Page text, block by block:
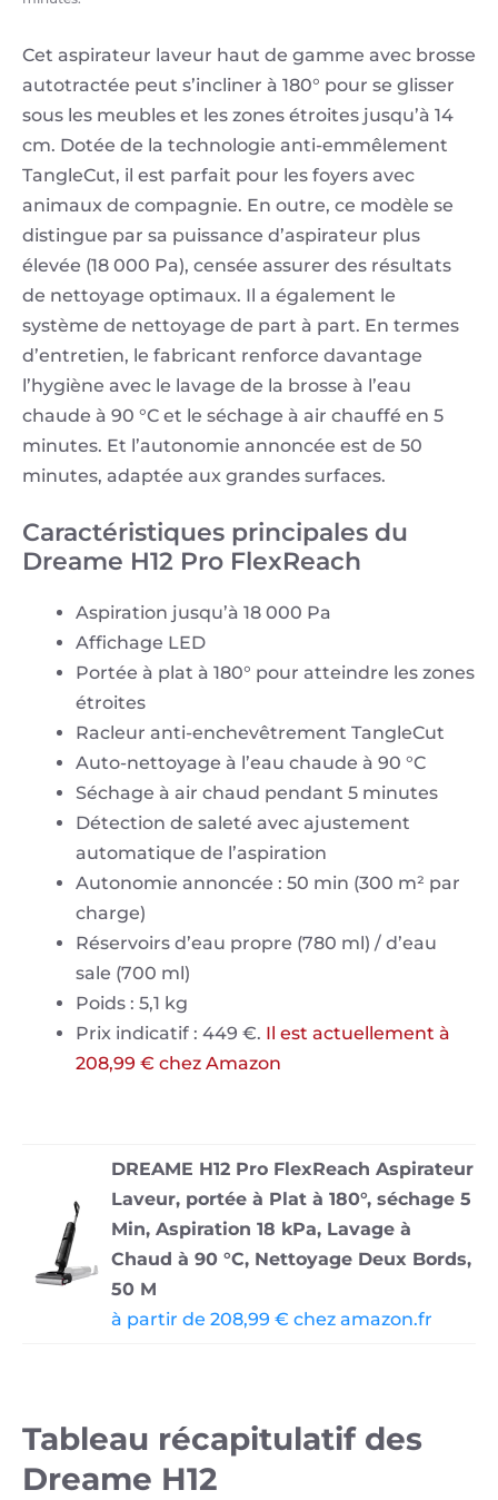
Cet aspirateur laveur haut de gamme avec brosse
autotractée peut s’incliner à 180° pour se glisser
sous les meubles et les zones étroites jusqu’à 14
cm. Dotée de la technologie anti-emmêlement
TangleCut, il est parfait pour les foyers avec
animaux de compagnie. En outre, ce modèle se
distingue par sa puissance d’aspirateur plus
élevée (18 000 Pa), censée assurer des résultats
de nettoyage optimaux. Il a également le
système de nettoyage de part à part. En termes
d’entretien, le fabricant renforce davantage
l’hygiène avec le lavage de la brosse à l’eau
chaude à 90 °C et le séchage à air chauffé en 5
minutes. Et l’autonomie annoncée est de 50
minutes, adaptée aux grandes surfaces.
Caractéristiques principales du
Dreame H12 Pro FlexReach
Aspiration jusqu’à 18 000 Pa
Affichage LED
Portée à plat à 180° pour atteindre les zones
étroites
Racleur anti-enchevêtrement TangleCut
Auto-nettoyage à l’eau chaude à 90 °C
Séchage à air chaud pendant 5 minutes
Détection de saleté avec ajustement
automatique de l’aspiration
Autonomie annoncée : 50 min (300 m² par
charge)
Réservoirs d’eau propre (780 ml) / d’eau
sale (700 ml)
Poids : 5,1 kg
Prix indicatif : 449 €. Il est actuellement à
208,99 € chez Amazon
DREAME H12 Pro FlexReach Aspirateur
Laveur, portée à Plat à 180°, séchage 5
Min, Aspiration 18 kPa, Lavage à
Chaud à 90 °C, Nettoyage Deux Bords,
50 M
à partir de 208,99 € chez amazon.fr
Tableau récapitulatif des
Dreame H12